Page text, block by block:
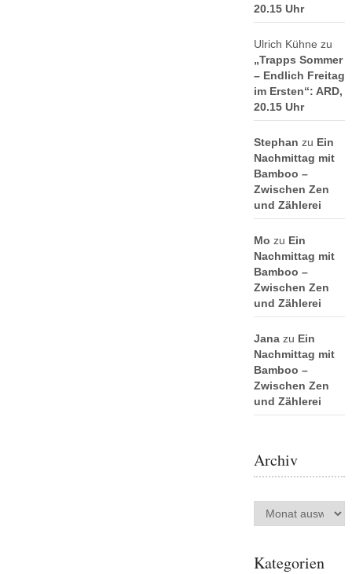
20.15 Uhr
Ulrich Kühne zu
„Trapps Sommer
– Endlich Freitag
im Ersten“: ARD,
20.15 Uhr
Stephan zu Ein
Nachmittag mit
Bamboo –
Zwischen Zen
und Zählerei
Mo zu Ein
Nachmittag mit
Bamboo –
Zwischen Zen
und Zählerei
Janazu Ein
Nachmittag mit
Bamboo –
Zwischen Zen
und Zählerei
Archiv
Archiv
Kategorien